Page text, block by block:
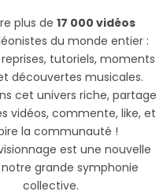
plus de17 000 vidéos
du monde entier :
tutoriels, moments
découvertes musicales.
cet univers riche, partage
vidéos, commente, like, et
la communauté !
est une nouvelle
grande symphonie
collective.